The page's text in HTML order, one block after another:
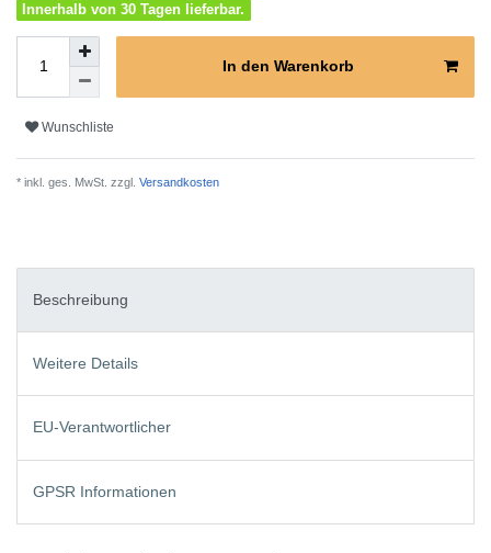
Innerhalb von 30 Tagen lieferbar.
In den Warenkorb
Wunschliste
* inkl. ges. MwSt. zzgl. Versandkosten
Beschreibung
Weitere Details
EU-Verantwortlicher
GPSR Informationen